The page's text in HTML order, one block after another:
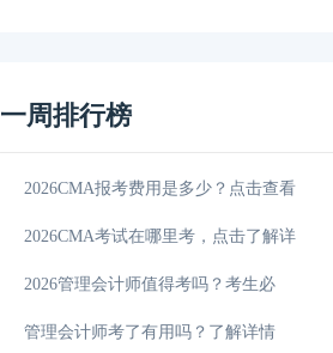
一周排行榜
CMA和ACCA哪个好？了解详情！
CMA和CPA哪个好？看完你就知道了！
2026CMA要考几门？报考必看攻略
注册管理会计师学费一般多少?